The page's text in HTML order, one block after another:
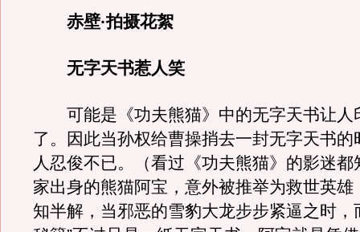
赤壁·拍摄花絮
无字天书惹人笑
可能是《功夫熊猫》中的无字天书让人
了。因此当孙权给曹操捎去一封无字天书的
人忍俊不已。（看过《功夫熊猫》的影迷都
家出身的熊猫阿宝，意外被推举为救世英雄
知半解，当邪恶的雪豹大龙步步紧逼之时，